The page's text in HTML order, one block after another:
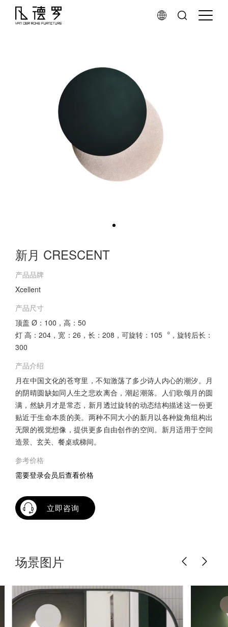
新月 CRESCENT
产品品牌
Xcellent
产品尺寸
顶盖 Ø：100，高：50
灯 高：204，宽：26，长：208，可旋转：105︒，旋转后长：
300
产品介绍
月在中国⽂化的苍穹里，不知激荡了多少诗⼈内心的潮汐。月
的阴晴圆缺如同人生之悲欢离合，潮起潮落。人们歌颂月的圆
满，然缺月才是常态，新月透过旋转的动态结构描述这⼀份更
贴近于生命本质的美。两种不同大小的新月以各种旋角组构出
无限的视觉想像，提供更多自由创作的空间。新月适用于空间
造景、玄关、餐桌或梯间。
参考价格
需要登录会员后查看价格
立即咨询
场景图片